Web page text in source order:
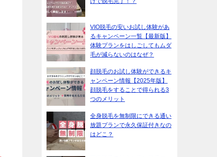
VIO脱毛の安いお試し体験があ
るキャンペーン一覧【最新版】
体験プランをはしごしてもムダ
毛が減らないのはなぜ？
顔脱毛のお試し体験ができるキ
ャンペーン情報【2025年版】
顔脱毛をすることで得られる3
つのメリット
全身脱毛を無制限にできる通い
放題プランで永久保証付きなの
はどこ？